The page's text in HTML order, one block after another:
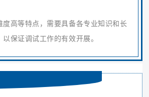
高等特点，需要具备各专业知识和长
保证调试工作的有效开展。